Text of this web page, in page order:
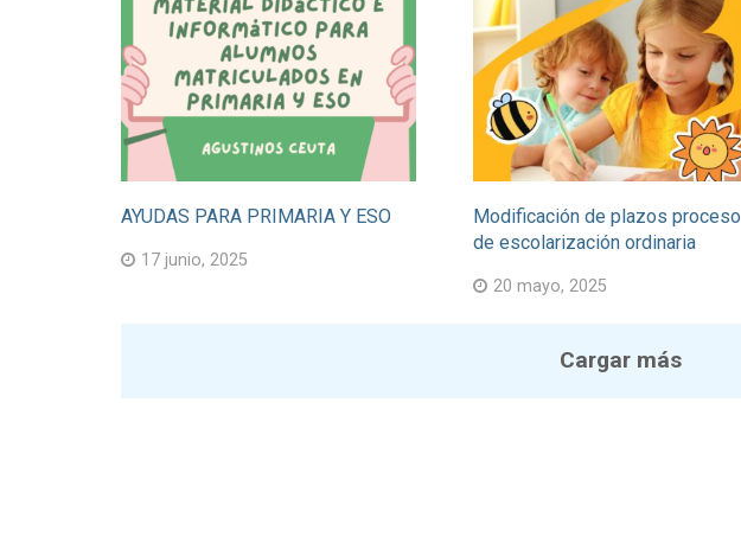
AYUDAS PARA PRIMARIA Y ESO
17 junio, 2025
Modificación de plazos proceso
de escolarización ordinaria
20 mayo, 2025
Cargar más